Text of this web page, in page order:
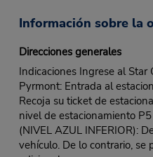
Información sobre la
Direcciones generales
Indicaciones Ingrese al Star
Pyrmont: Entrada al
Recoja su ticket de
nivel de estacionamiento
(NIVEL AZUL INFERIOR):
vehículo. De lo contrario, se